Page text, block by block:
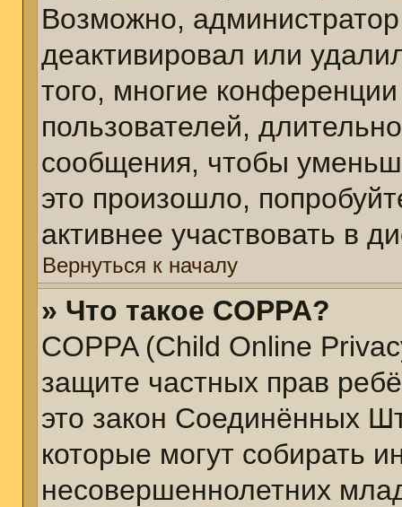
Возможно,
деактивировал или
того, многие
пользователей,
сообщения, чтобы
это произошло,
активнее участвовать в
Вернуться к началу
» Что такое COPPA?
COPPA (Child Online
защите частных прав
это закон Соединённых
которые могут собирать
несовершеннолетних